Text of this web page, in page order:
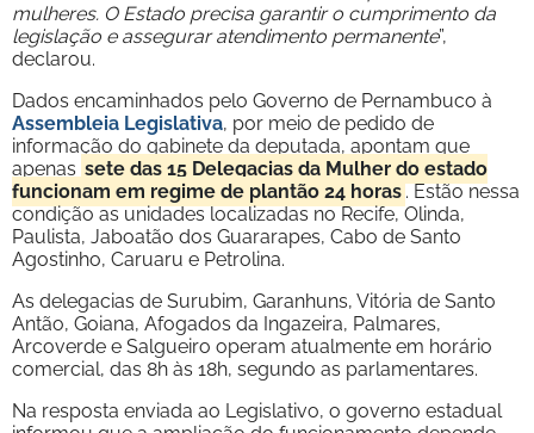
mulheres. O Estado precisa garantir o cumprimento da
legislação e assegurar atendimento permanente”,
declarou.
Dados encaminhados pelo Governo de Pernambuco à
Assembleia Legislativa, por meio de pedido de
informação do gabinete da deputada, apontam que
apenas sete das 15 Delegacias da Mulher do estado
funcionam em regime de plantão 24 horas. Estão nessa
condição as unidades localizadas no Recife, Olinda,
Paulista, Jaboatão dos Guararapes, Cabo de Santo
Agostinho, Caruaru e Petrolina.
As delegacias de Surubim, Garanhuns, Vitória de Santo
Antão, Goiana, Afogados da Ingazeira, Palmares,
Arcoverde e Salgueiro operam atualmente em horário
comercial, das 8h às 18h, segundo as parlamentares.
Na resposta enviada ao Legislativo, o governo estadual